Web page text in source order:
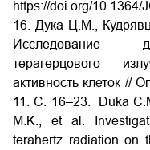
https://doi.org/10.1364/
16. Дука Ц.М.,
Исследование
терагерцового
активность клеток //
11. С. 16–23. Duka
M.K., et al.
terahertz radiation on